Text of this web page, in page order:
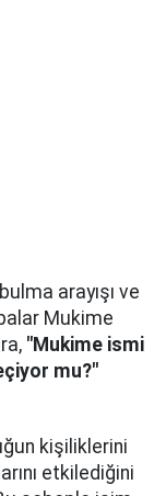
arayışı ve
Mukime
"Mukime ismi
mu?"
kişiliklerini
etkilediğini